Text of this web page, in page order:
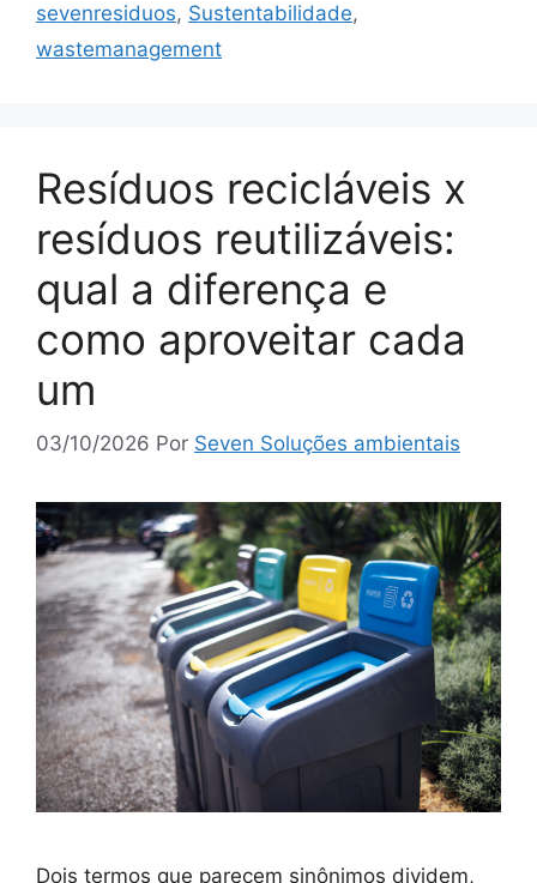
sevenresiduos, Sustentabilidade,
wastemanagement
Resíduos recicláveis x
resíduos reutilizáveis:
qual a diferença e
como aproveitar cada
um
03/10/2026 Por Seven Soluções ambientais
Dois termos que parecem sinônimos dividem,